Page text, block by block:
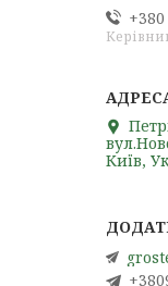
Київ,